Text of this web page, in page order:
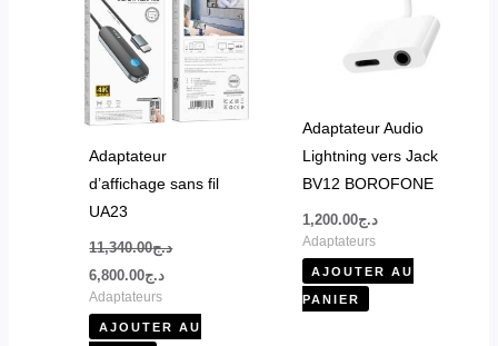
Adaptateur
d’affichage sans fil
UA23
د.ج11,340.00
د.ج6,800.00
Adaptateurs
AJOUTER AU
Adaptateur Audio
Lightning vers Jack
BV12 BOROFONE
د.ج1,200.00
Adaptateurs
AJOUTER AU
PANIER